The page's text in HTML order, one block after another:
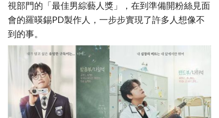
視部門的「最佳男綜藝人獎」，在到準備開粉絲見面
會的羅暎錫PD製作人，一步步實現了許多人想像不
到的事。